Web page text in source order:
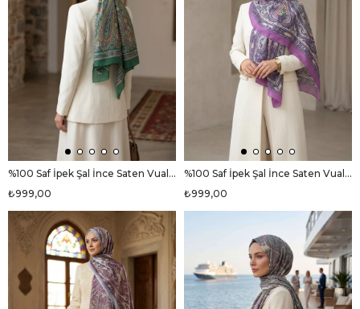
%100 Saf İpek Şal İnce Saten Vual Dokuma Etro Desenli Petrol Yeşili Renkli 90x210 Şal
₺999,00
%100 Saf İpek Şal İnce Saten Vual Dokuma Etro Desenli Fuşya Renkli 90x210 Şal
₺999,00